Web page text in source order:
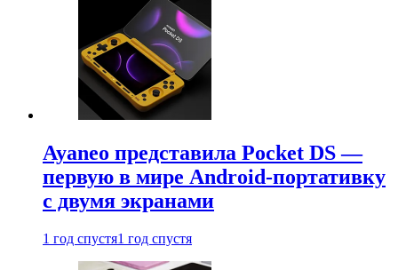
Ayaneo представила Pocket DS —
первую в мире Android-портативку
с двумя экранами
1 год спустя1 год спустя